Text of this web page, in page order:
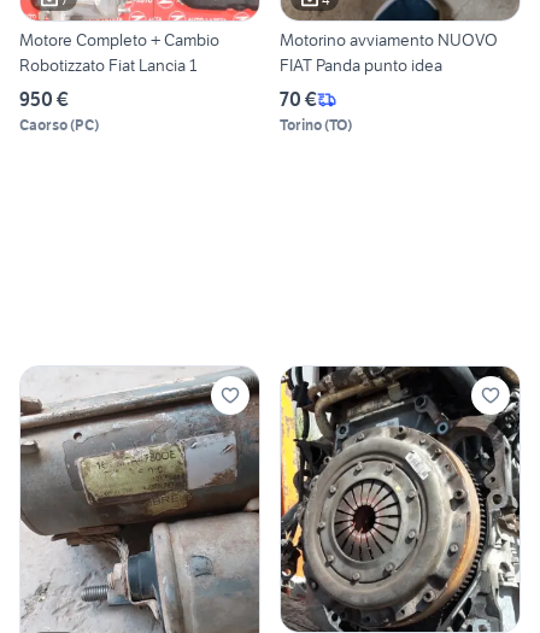
Motore Completo + Cambio
Robotizzato Fiat Lancia 1
950 €
Caorso(PC)
Motorino avviamento NUOVO
FIAT Panda punto idea
70 €
Torino(TO)